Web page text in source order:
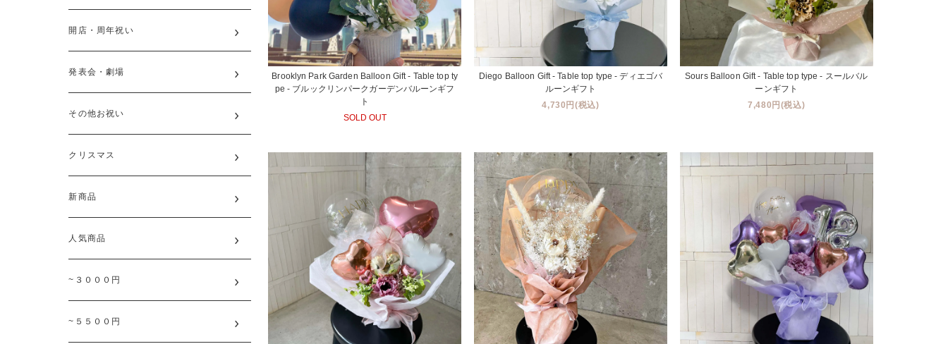
Brooklyn Park Garden Balloon Gift - Table top ty
pe - ブルックリンパークガーデンバルーンギフ
ト
SOLD OUT
Diego Balloon Gift - Table top type - ディエゴバ
ルーンギフト
4,730円(税込)
Sours Balloon Gift - Table top type - スールバル
ーンギフト
7,480円(税込)
開店・周年祝い
発表会・劇場
その他お祝い
クリスマス
新商品
人気商品
~３０００円
~５５００円